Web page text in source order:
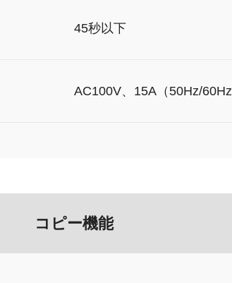
45秒以下
AC100V、15A（50Hz/60Hz
コピー機能